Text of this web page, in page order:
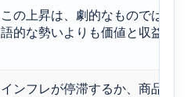
この上昇は、劇的なものではな
語的な勢いよりも価値と収益に
インフレが停滞するか、商品価